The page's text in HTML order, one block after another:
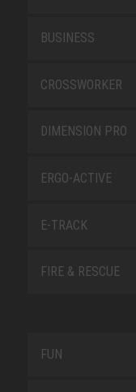
BUSINESS
CROSSWORKER
DIMENSION PRO
ERGO-ACTIVE
E-TRACK
FIRE & RESCUE
FUN